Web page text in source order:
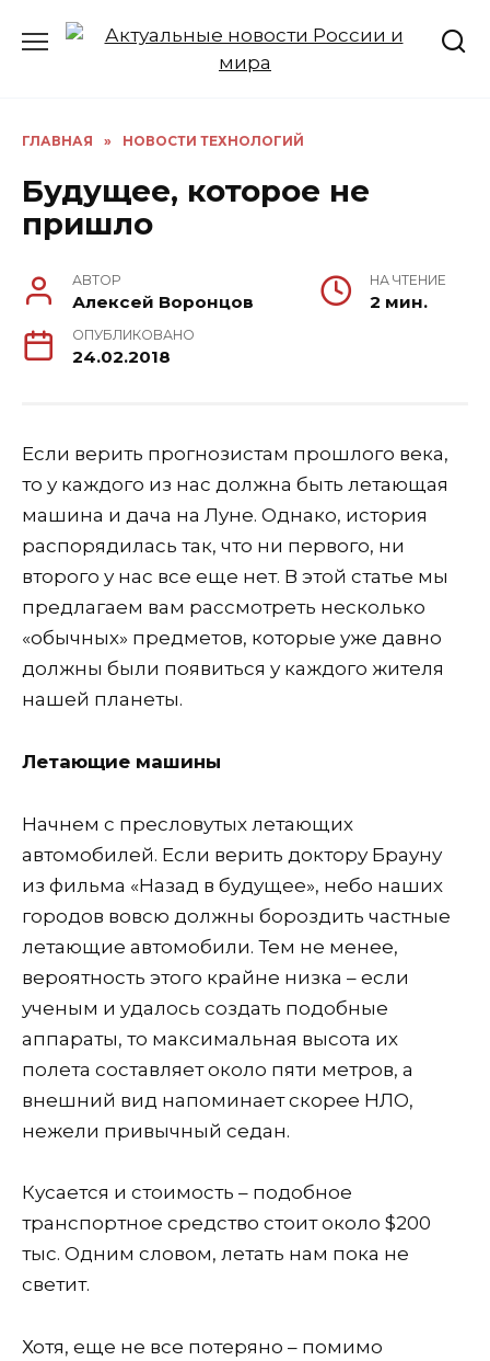
ГЛАВНАЯ » НОВОСТИ ТЕХНОЛОГИЙ
Будущее, которое не
пришло
АВТОР
Алексей Воронцов
НА ЧТЕНИЕ
2 мин.
ОПУБЛИКОВАНО
24.02.2018
Если верить прогнозистам прошлого века,
то у каждого из нас должна быть летающая
машина и дача на Луне. Однако, история
распорядилась так, что ни первого, ни
второго у нас все еще нет. В этой статье мы
предлагаем вам рассмотреть несколько
«обычных» предметов, которые уже давно
должны были появиться у каждого жителя
нашей планеты.
Летающие машины
Начнем с пресловутых летающих
автомобилей. Если верить доктору Брауну
из фильма «Назад в будущее», небо наших
городов вовсю должны бороздить частные
летающие автомобили. Тем не менее,
вероятность этого крайне низка – если
ученым и удалось создать подобные
аппараты, то максимальная высота их
полета составляет около пяти метров, а
внешний вид напоминает скорее НЛО,
нежели привычный седан.
Кусается и стоимость – подобное
транспортное средство стоит около $200
тыс. Одним словом, летать нам пока не
светит.
Хотя, еще не все потеряно – помимо